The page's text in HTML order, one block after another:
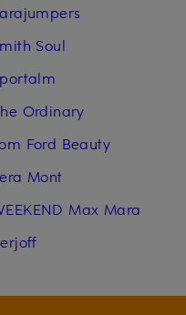
Soul
Ordinary
Ford Beauty
Mont
Max Mara